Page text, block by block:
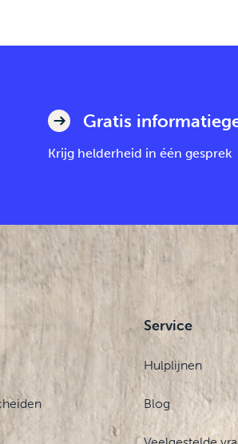
Gratis
Krijg helderheid in één gesprek
Service
Hulplijnen
Blog